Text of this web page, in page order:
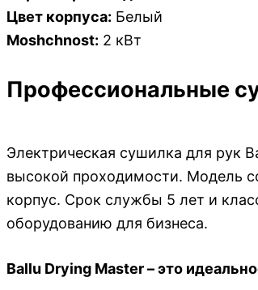
Цвет корпуса: Белый
Moshchnost: 2 кВт
Профессиональные
Электрическая сушилка для рук
высокой проходимости. Модель
корпус. Срок службы 5 лет и
оборудованию для бизнеса.
Ballu Drying Master – это